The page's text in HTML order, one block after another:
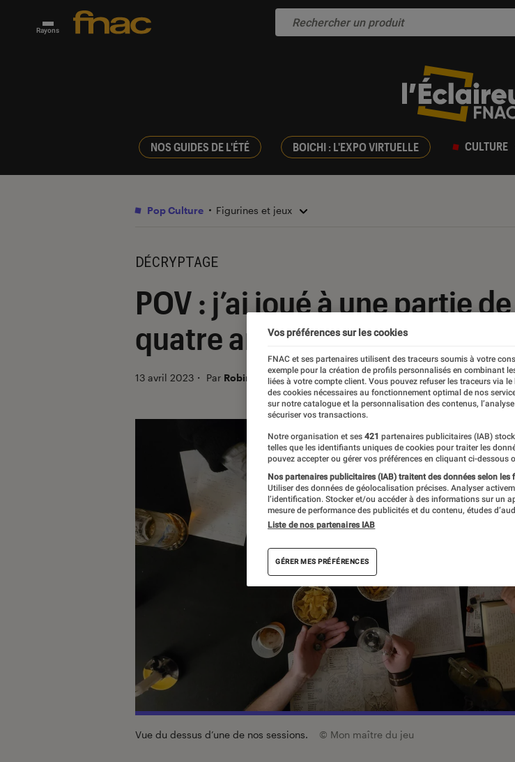
Rayons
NOS GUIDES DE L'ÉTÉ BOICHI : L'EXPO VIRTUELLE CULTURE
Pop Culture Figurines et jeux
DÉCRYPTAGE
POV : j’ai joué à une partie
quatre ans
13 avril 2023 ・ Par Robin Lamorlette
Vue du dessus d’une de nos sessions. © Mon maître du jeu
Vos préférences sur les cookies
FNAC et ses partenaires utilisent des traceurs soumis à votre
exemple pour la création de profils personnalisés en combinant
liées à votre compte client. Vous pouvez refuser les traceurs via
des cookies nécessaires au fonctionnement optimal de nos
sur notre catalogue et la personnalisation des contenus,
sécuriser vos transactions.
Notre organisation et ses 421 partenaires publicitaires (IAB)
telles que les identifiants uniques de cookies pour traiter les
pouvez accepter ou gérer vos préférences en cliquant ci-dessous
Nos partenaires publicitaires (IAB) traitent des données selon les
Utiliser des données de géolocalisation précises. Analyser
l’identification. Stocker et/ou accéder à des informations sur un
mesure de performance des publicités et du contenu, études
Liste de nos partenaires IAB
GÉRER MES PRÉFÉRENCES